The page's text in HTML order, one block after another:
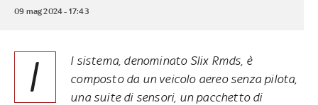
09 mag 2024 - 17:43
I
l sistema, denominato Slix Rmds, è
composto da un veicolo aereo senza pilota,
una suite di sensori, un pacchetto di